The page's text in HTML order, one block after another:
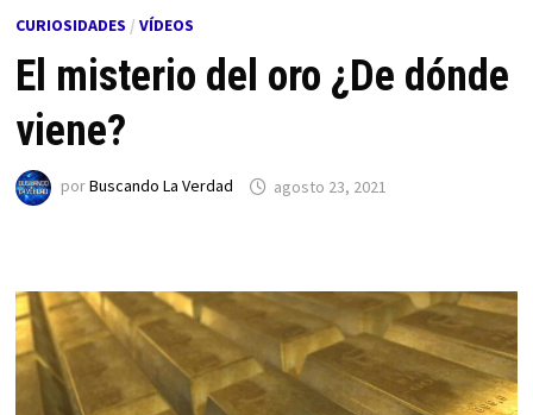
CURIOSIDADES / VÍDEOS
El misterio del oro ¿De dónde
viene?
porBuscando La Verdad agosto 23, 2021